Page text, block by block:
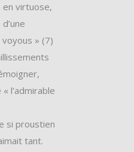
virtuose,
» (7)
l’admirable
si proustien
tant.